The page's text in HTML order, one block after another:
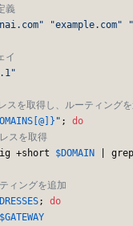
義
"example.com"
イ
を取得し、ルーティングを
" ; do
スを取得
+short
$DOMAIN |
ィングを追加
; do
$GATEWAY